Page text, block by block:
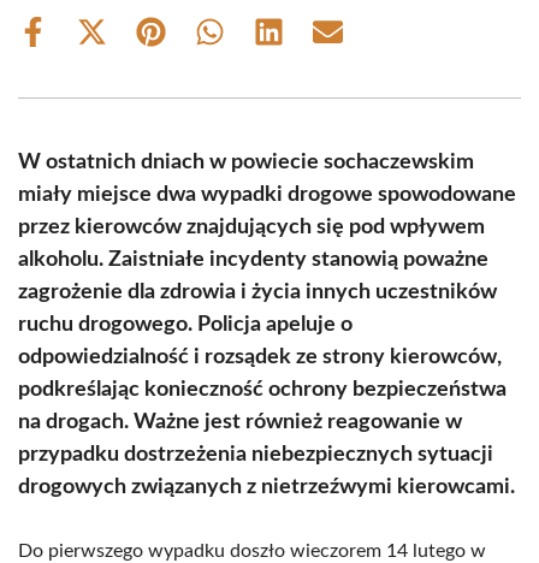
Share
Share
(Twitter)
Share Share Share Share
W ostatnich dniach w powiecie sochaczewskim
miały miejsce dwa wypadki drogowe spowodowane
przez kierowców znajdujących się pod wpływem
alkoholu. Zaistniałe incydenty stanowią poważne
zagrożenie dla zdrowia i życia innych uczestników
ruchu drogowego. Policja apeluje o
odpowiedzialność i rozsądek ze strony kierowców,
podkreślając konieczność ochrony bezpieczeństwa
na drogach. Ważne jest również reagowanie w
przypadku dostrzeżenia niebezpiecznych sytuacji
drogowych związanych z nietrzeźwymi kierowcami.
Do pierwszego wypadku doszło wieczorem 14 lutego w